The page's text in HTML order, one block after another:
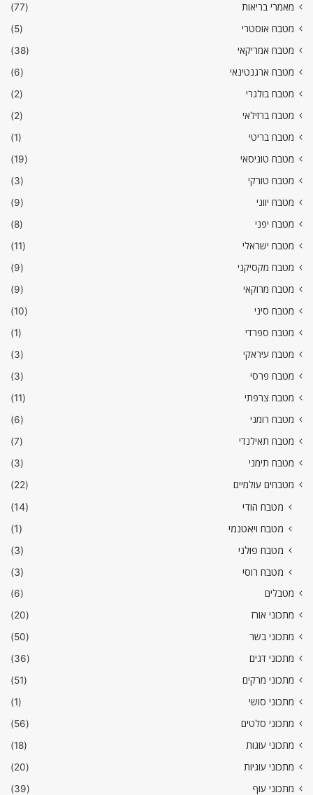
מאמרי בריאות
(77)
מטבח אוסטרי
(5)
מטבח אמריקאי
(38)
מטבח ארגנטינאי
(6)
מטבח בולגרי
(2)
מטבח ברזילאי
(2)
מטבח בריטי
(1)
מטבח טוניסאי
(19)
מטבח טורקי
(3)
מטבח יווני
(9)
מטבח יפני
(8)
מטבח ישראלי
(11)
מטבח מקסיקני
(9)
מטבח מרוקאי
(9)
מטבח סיני
(10)
מטבח ספרדי
(1)
מטבח עיראקי
(3)
מטבח פרסי
(3)
מטבח צרפתי
(11)
מטבח רומני
(6)
מטבח תאילנדי
(7)
מטבח תימני
(3)
מטבחים עולמיים
(22)
מטבח הודי
(14)
מטבח ויאטנמי
(1)
מטבח פולני
(3)
מטבח רוסי
(3)
מטבלים
(6)
מתכוני אורז
(20)
מתכוני בשר
(50)
מתכוני דגים
(36)
מתכוני מרקים
(51)
מתכוני סושי
(1)
מתכוני סלטים
(56)
מתכוני עוגות
(18)
מתכוני עוגיות
(20)
מתכוני עוף
(39)